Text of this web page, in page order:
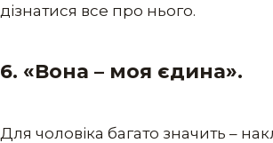
дізнатися все про нього.
6. «Вона – моя єдина».
Для чоловіка багато значить –